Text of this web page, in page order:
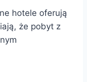
hotele oferują
że pobyt z